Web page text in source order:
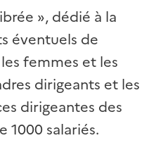
», dédié à la
éventuels de
femmes et les
dirigeants et les
dirigeantes des
1000 salariés.